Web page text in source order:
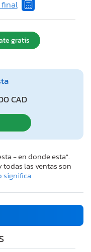
gratis
CAD
- en donde esta".
las ventas son
significa